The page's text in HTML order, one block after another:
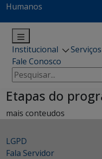
Humanos
Institucional Serviços
Fale Conosco
Pesquisar
por:
Etapas do
mais conteudos
LGPD
Fala Servidor